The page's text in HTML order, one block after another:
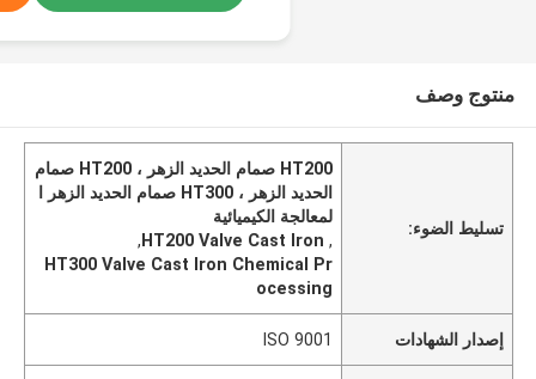
منتوج وصف
تسليط الضوء:
HT200 صمام الحديد الزهر ، HT200 صمام
الحديد الزهر ، HT300 صمام الحديد الزهر ا
لمعالجة الكيميائية
,
HT200 Valve Cast Iron
,
HT300 Valve Cast Iron Chemical Pr
ocessing
إصدار الشهادات ISO 9001